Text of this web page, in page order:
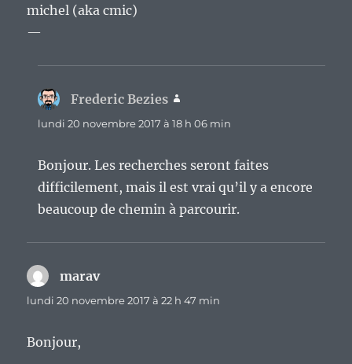
michel (aka cmic)
—
Frederic Bezies
lundi 20 novembre 2017 à 18 h 06 min
Bonjour. Les recherches seront faites
difficilement, mais il est vrai qu’il y a encore
beaucoup de chemin à parcourir.
maravdit :
lundi 20 novembre 2017 à 22 h 47 min
Bonjour,